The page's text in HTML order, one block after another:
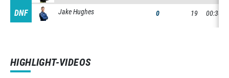
DNF Jake Hughes 0 19
DNF
HIGHLIGHT-VIDEOS